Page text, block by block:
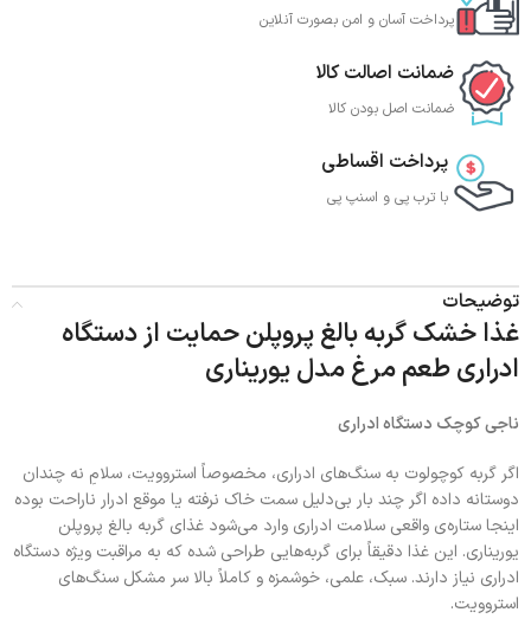
پرداخت آسان و امن بصورت آنلاین
ضمانت اصالت کالا
ضمانت اصل بودن کالا
پرداخت اقساطی
با ترب‌ پی و اسنپ پی
توضیحات
غذا خشک گربه بالغ پروپلن حمایت از دستگاه
ادراری طعم مرغ مدل یوریناری
ناجی کوچک دستگاه ادراری
اگر گربه‌ کوچولوت به سنگ‌های ادراری، مخصوصاً استروویت، سلامِ نه چندان
دوستانه داده اگر چند بار بی‌دلیل سمت خاک نرفته یا موقع ادرار ناراحت بوده
اینجا ستاره‌ی واقعی سلامت ادراری وارد می‌شود غذای گربه بالغ پروپلن
یوریناری. این غذا دقیقاً برای گربه‌هایی طراحی شده که به مراقبت ویژه دستگاه
ادراری نیاز دارند. سبک، علمی، خوشمزه و کاملاً بالا سر مشکل سنگ‌های
استروویت.